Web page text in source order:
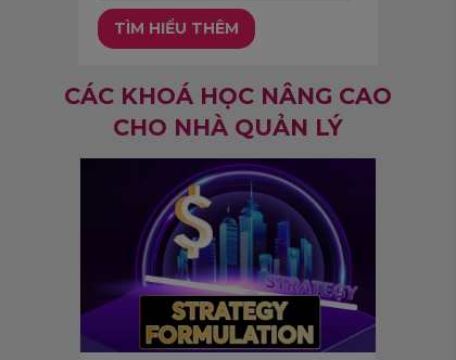
TÌM HIỂU THÊM
CÁC KHOÁ HỌC NÂNG CAO
CHO NHÀ QUẢN LÝ